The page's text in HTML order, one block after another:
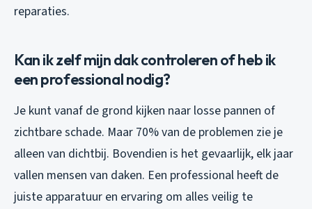
reparaties.
Kan ik zelf mijn dak controleren of heb ik
een professional nodig?
Je kunt vanaf de grond kijken naar losse pannen of
zichtbare schade. Maar 70% van de problemen zie je
alleen van dichtbij. Bovendien is het gevaarlijk, elk jaar
vallen mensen van daken. Een professional heeft de
juiste apparatuur en ervaring om alles veilig te